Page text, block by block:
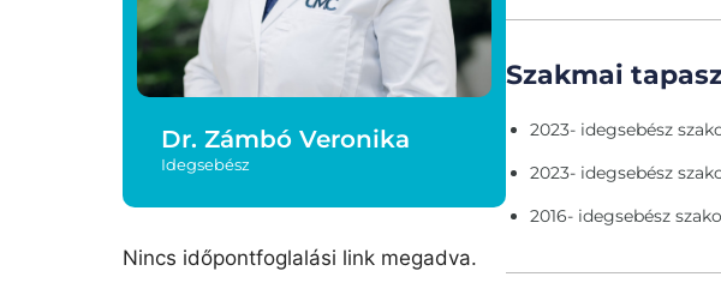
Dr. Zámbó Veronika
Idegsebész
Nincs időpontfoglalási link megadva.
Szakmai
2023- idegsebész
2023- idegsebész
2016- idegsebész